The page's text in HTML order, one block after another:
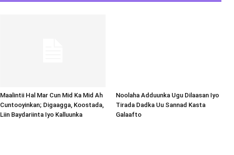
Maalintii Hal Mar Cun Mid Ka Mid Ah
Cuntooyinkan; Digaagga, Koostada,
Liin Baydariinta Iyo Kalluunka
Noolaha Adduunka Ugu Dilaasan Iyo
Tirada Dadka Uu Sannad Kasta
Galaafto